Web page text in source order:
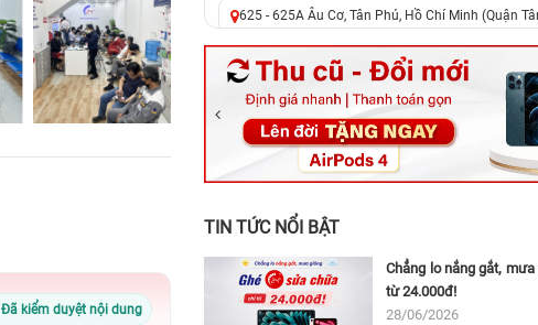
Đã kiểm duyệt nội dung
625 - 625A Âu Cơ, Tân Phú, Hồ Chí Minh (Quận
326 Lê Văn Việt, Tăng Nhơn Phú, Hồ Chí Minh
256 Võ Văn Ngân, Thủ Đức, Hồ Chí Minh (Bình
70 Nguyễn An Ninh, Dĩ An, Hồ Chí Minh (Bình
24h Vũng Tàu: 162A Ba Cu, Vũng Tàu, Hồ Chí
TIN TỨC NỔI BẬT
Chẳng lo nắng gắt,
từ 24.000đ!
28/06/2026